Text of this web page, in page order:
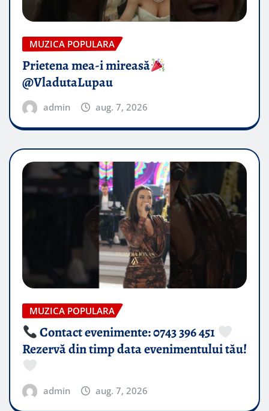
MUZICA POPULARA
Prietena mea-i mireasă​
@VladutaLupau
admin aug. 7, 2026
MUZICA POPULARA
Contact evenimente: 0743 396 451
Rezervă din timp data evenimentului tău!
admin aug. 7, 2026